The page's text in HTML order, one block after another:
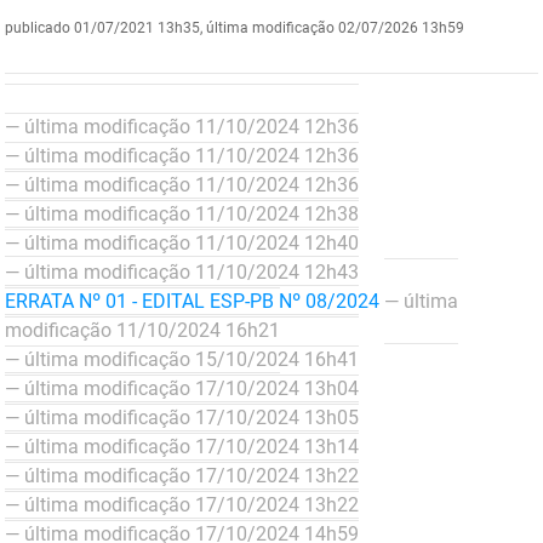
Desenvolvimento e da Articulação Municipal
Desenvolvimento Humano
Educação
Empreender
Secretaria de Fazenda
Secretaria de Governo
Infraestrutura e dos Recursos Hídricos
Juventude, Esporte e Lazer
Meio Ambiente e Sustentabilidade
Mulher e da Diversidade Humana
DER
DETRAN
EMPAER
ESPEP
EPC
FAC
Fapesq
Fundação Casa de José Américo
FUNAD
FUNDAC
publicado 01/07/2021 13h35, última modificação 02/07/2026 13h59
— última modificação 11/10/2024 12h36
— última modificação 11/10/2024 12h36
— última modificação 11/10/2024 12h36
— última modificação 11/10/2024 12h38
— última modificação 11/10/2024 12h40
— última modificação 11/10/2024 12h43
ERRATA Nº 01 - EDITAL ESP-PB Nº 08/2024 — última
modificação 11/10/2024 16h21
— última modificação 15/10/2024 16h41
— última modificação 17/10/2024 13h04
— última modificação 17/10/2024 13h05
— última modificação 17/10/2024 13h14
— última modificação 17/10/2024 13h22
— última modificação 17/10/2024 13h22
— última modificação 17/10/2024 14h59